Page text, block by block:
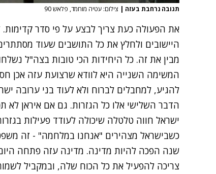
תגובה נרחבת בעזה | צילום: עטיה מוחמד, פלאש 90
את הפעולה כעת צריך לבצע על פי סדר
היישובים ולחלץ את כל התושבים שעוד
מבין את זה. כל היחידות הכי טובות בצה"ל
המשימה השנייה היא לוודא שרצועת עזה אכן
להגיע, למחבלים לברוח ולא לעוד בני ערובה
הדבר השלישי אלו כל הגזרות. גם אם איראן לא
ישראל חווה טלטלה שיכולה לעודד פעילות
שנה הפכה להיות מדינה. מדינה עזה פתחה
צריכה להפעיל את כל הכוח שלה, ובמקביל